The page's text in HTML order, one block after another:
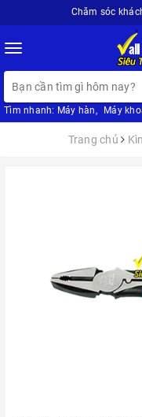
Chăm sóc
Toggle
navigation
Tìm nhanh: Máy hàn, Máy
Trang chủ